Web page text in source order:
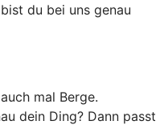
du bei uns genau
mal Berge.
dein Ding? Dann passt